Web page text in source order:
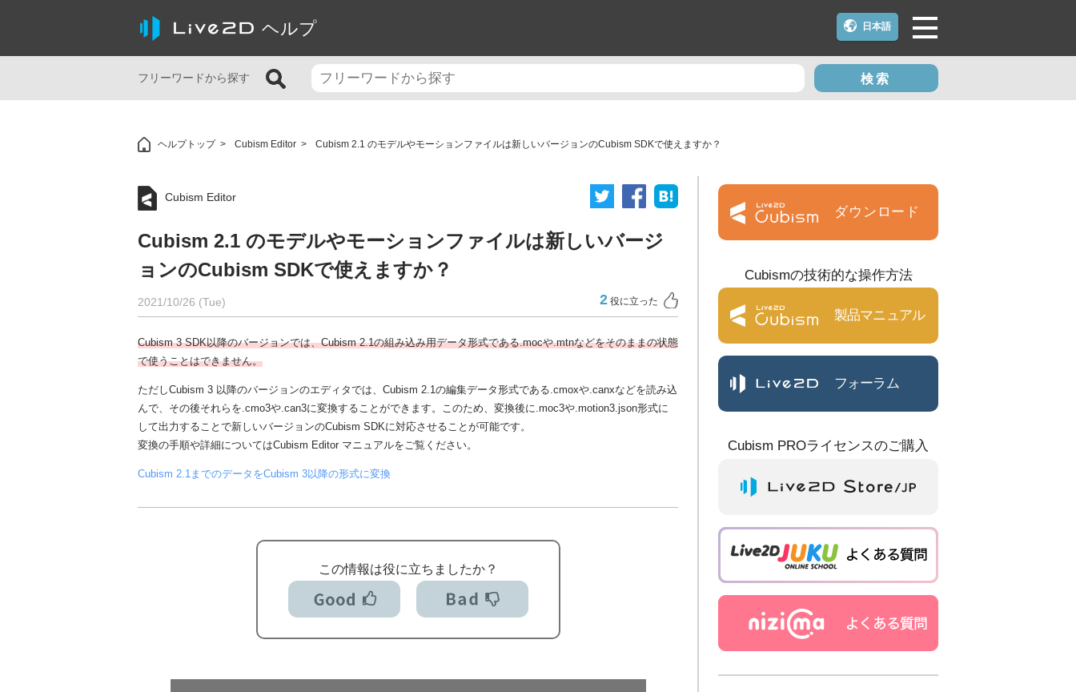
ヘルプ
フリーワードから探す 検索
ヘルプトップ Cubism Editor Cubism 2.1 のモデルやモーションファイルは新しいバージョンのCubism SDKで使えますか？
Cubism Editor
Cubism 2.1 のモデルやモーションファイルは新しいバージ
ョンのCubism SDKで使えますか？
2021/10/26 (Tue) 2 役に立った
Cubism 3 SDK以降のバージョンでは、Cubism 2.1の組み込み用データ形式である.mocや.mtnなどをそのままの状態
で使うことはできません。
ただしCubism 3 以降のバージョンのエディタでは、Cubism 2.1の編集データ形式である.cmoxや.canxなどを読み込
んで、その後それらを.cmo3や.can3に変換することができます。このため、変換後に.moc3や.motion3.json形式に
して出力することで新しいバージョンのCubism SDKに対応させることが可能です。
変換の手順や詳細についてはCubism Editor マニュアルをご覧ください。
Cubism 2.1までのデータをCubism 3以降の形式に変換
この情報は役に立ちましたか？
ダウンロード
Cubismの技術的な操作方法
製品マニュアル
フォーラム
Cubism PROライセンスのご購入
日本語